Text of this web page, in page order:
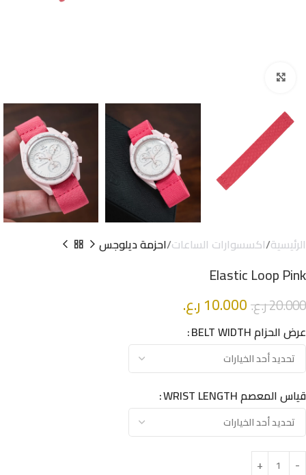
الرئيسية اكسسوارات الساعات احزمة ديلوجس
Elastic Loop Pink
20.000ر.ع.10.000 ر.ع.
عرض الحزام BELT WIDTH
قياس المعصم WRIST LENGTH